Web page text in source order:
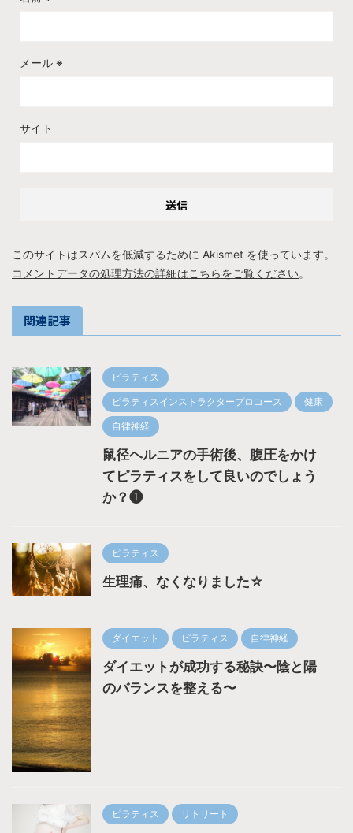
メール ※
サイト
このサイトはスパムを低減するために Akismet を使っています。
コメントデータの処理方法の詳細はこちらをご覧ください。
関連記事
ピラティス
ピラティスインストラクタープロコース 健康
自律神経
鼠径ヘルニアの手術後、腹圧をかけ
てピラティスをして良いのでしょう
か？❶
ピラティス
生理痛、なくなりました☆
ダイエット ピラティス 自律神経
ダイエットが成功する秘訣〜陰と陽
のバランスを整える〜
ピラティス リトリート